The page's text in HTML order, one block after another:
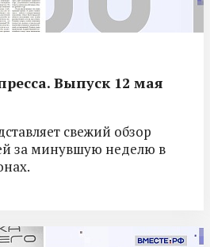
Выпуск 12 мая
свежий обзор
за минувшую неделю в